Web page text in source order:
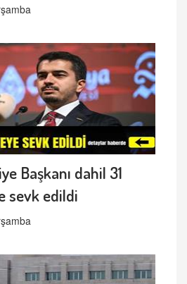
Başkanı dahil 31
sevk edildi